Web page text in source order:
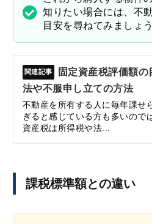
を特定できない形で公表され
これから購入する物件
目安を尋ねてみましょ
固定資産税評価額の
法や不服申し立ての方法
資産税は所得税や法...